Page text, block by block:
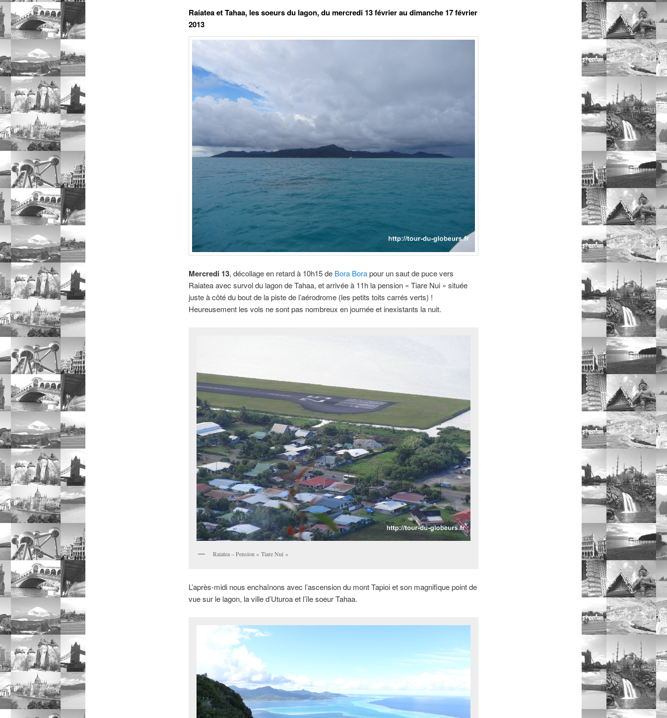
Raiatea et Tahaa, les soeurs du lagon,du mercredi 13 février au dimanche 17 février
2013
Mercredi 13, décollage en retard à 10h15 de Bora Borapour un saut de puce vers
Raiatea avec survol du lagon de Tahaa, et arrivée à 11h la pension « Tiare Nui » située
juste à côté du bout de la piste de l’aérodrome (les petits toits carrés verts) !
Heureusement les vols ne sont pas nombreux en journée et inexistants la nuit.
Raiatea – Pension « Tiare Nui »
L’après-midi nous enchaînons avec l’ascension du mont Tapioi et son magnifique point de
vue sur le lagon, la ville d’Uturoa et l’île soeur Tahaa.